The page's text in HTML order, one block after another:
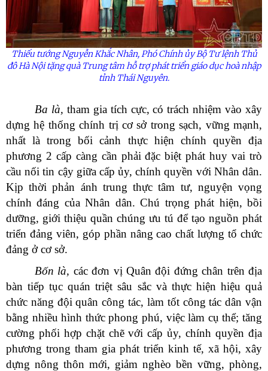
Thiếu tướng Nguyễn Khắc Nhân, Phó ChínhủyBộ Tư lệnh Thủ
đô Hà Nội tặng quà Trung tâm hỗ trợ phát triển giáo dục hoà nhập
tỉnh Thái Nguyên.
Ba là, tham gia tích cực, có trách nhiệm vào xây
dựng hệ thống chính trị cơ sở trong sạch, vững mạnh,
nhất là trong bối cảnh thực hiện chính quyền địa
phương 2 cấp càng cần phải đặc biệt phát huy vai trò
cầu nối tin cậy giữa cấp ủy, chính quyền với Nhân dân.
Kịp thời phản ánh trung thực tâm tư, nguyện vọng
chính đáng của Nhân dân. Chú trọng phát hiện, bồi
dưỡng, giới thiệu quần chúng ưu tú để tạo nguồn phát
triển đảng viên, góp phần nâng cao chất lượng tổ chức
đảng ở cơ sở.
Bốn là, các đơn vị Quân đội đứng chân trên địa
bàn tiếp tục quán triệt sâu sắc và thực hiện hiệu quả
chức năng đội quân công tác, làm tốt công tác dân vận
bằng nhiều hình thức phong phú, việc làm cụ thể; tăng
cường phối hợp chặt chẽ với cấp ủy, chính quyền địa
phương trong tham gia phát triển kinh tế, xã hội, xây
dựng nông thôn mới, giảm nghèo bền vững, phòng,